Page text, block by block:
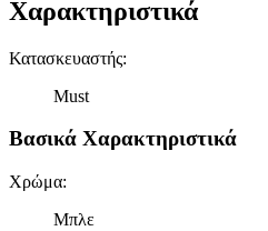
Χαρακτηριστικά
Κατασκευαστής:
Must
Βασικά Χαρακτηριστικά
Χρώμα:
Μπλε